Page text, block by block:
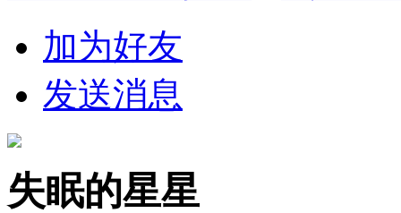
加为好友
发送消息
失眠的星星